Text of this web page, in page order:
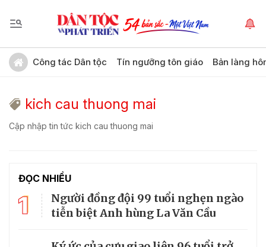
Công tác Dân tộc Tín ngưỡng tôn giáo Bản làng
kich cau thuong mai
Cập nhập tin tức kich cau thuong mai
ĐỌC NHIỀU
1
Người đồng đội 99 tuổi nghẹn ngào
tiễn biệt Anh hùng La Văn Cầu